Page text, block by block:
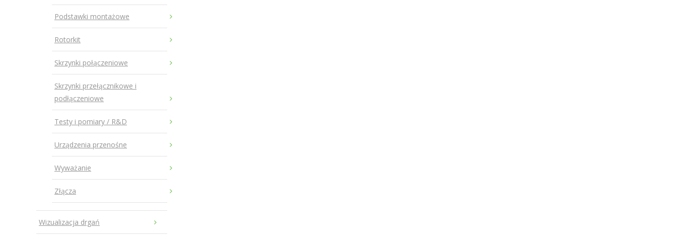
Podstawki montażowe
Rotorkit
Skrzynki połączeniowe
Skrzynki przełącznikowe i
podłączeniowe
Testy i pomiary / R&D
Urządzenia przenośne
Wyważanie
Złącza
Wizualizacja drgań